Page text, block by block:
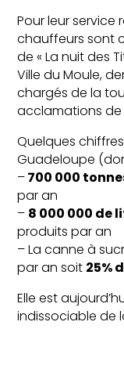
Pour leur service
chauffeurs sont
de « La nuit des
Ville du Moule,
chargés de la
acclamations
Quelques
Guadeloupe
–700 000
par an
– 8 000 000 de
produits par an
– La canne à
par an soit 25%
Elle est
indissociable de